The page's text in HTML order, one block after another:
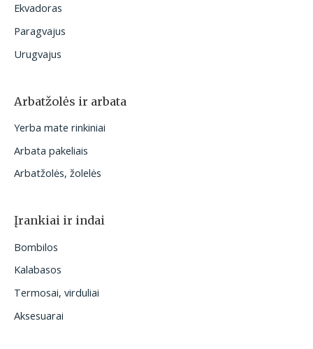
Ekvadoras
Paragvajus
Urugvajus
Arbatžolės ir arbata
Yerba mate rinkiniai
Arbata pakeliais
Arbatžolės, žolelės
Įrankiai ir indai
Bombilos
Kalabasos
Termosai, virduliai
Aksesuarai